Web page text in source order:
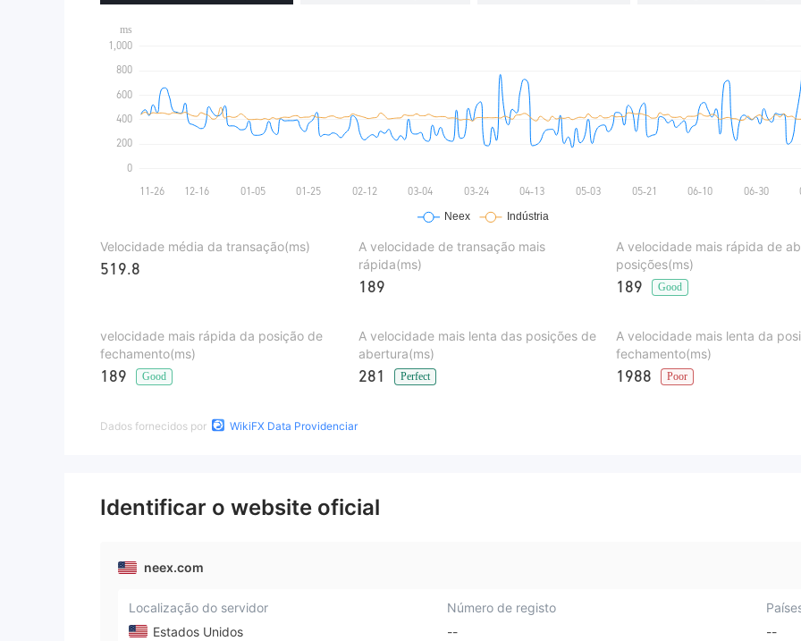
Velocidade média da transação(ms)
519.8
A velocidade de transação mais
rápida(ms)
189
A velocidade mais rápida de
posições(ms)
189 Good
velocidade mais rápida da posição de
fechamento(ms)
189 Good
A velocidade mais lenta das posições de
abertura(ms)
281 Perfect
A velocidade mais lenta da
fechamento(ms)
1988 Poor
Dados fornecidos por WikiFX Data Providenciar
Identificar o website oficial
neex.com
Localização do servidor
Estados Unidos
Número de registo
--
--